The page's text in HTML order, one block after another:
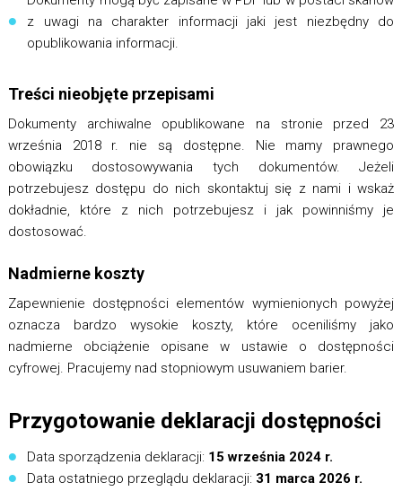
z uwagi na charakter informacji jaki jest niezbędny do
opublikowania informacji.
Treści nieobjęte przepisami
Dokumenty archiwalne opublikowane na stronie przed 23
września 2018 r. nie są dostępne. Nie mamy prawnego
obowiązku dostosowywania tych dokumentów. Jeżeli
potrzebujesz dostępu do nich skontaktuj się z nami i wskaż
dokładnie, które z nich potrzebujesz i jak powinniśmy je
dostosować.
Nadmierne koszty
Zapewnienie dostępności elementów wymienionych powyżej
oznacza bardzo wysokie koszty, które oceniliśmy jako
nadmierne obciążenie opisane w ustawie o dostępności
cyfrowej. Pracujemy nad stopniowym usuwaniem barier.
Przygotowanie deklaracji dostępności
Data sporządzenia deklaracji: 15 września 2024 r.
Data ostatniego przeglądu deklaracji: 31 marca 2026 r.